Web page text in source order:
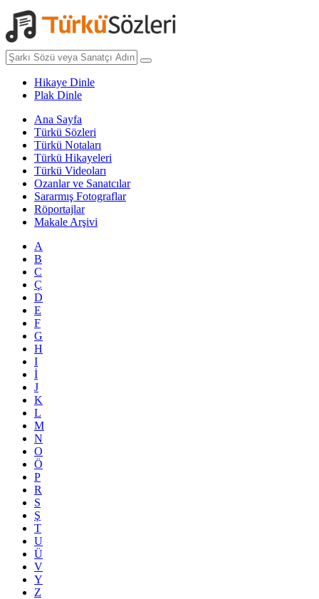
Hikaye Dinle
Plak Dinle
Ana Sayfa
Türkü Sözleri
Türkü Notaları
Türkü Hikayeleri
Türkü Videoları
Ozanlar ve Sanatcılar
Sararmış Fotograflar
Röportajlar
Makale Arşivi
A
B
C
Ç
D
E
F
G
H
I
İ
J
K
L
M
N
O
Ö
P
R
S
Ş
T
U
Ü
V
Y
Z